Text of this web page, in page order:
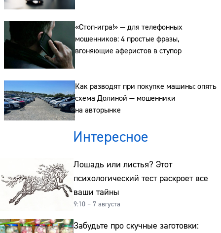
источники связи
«Стоп-игра!» — для телефонных
мошенников: 4 простые фразы,
вгоняющие аферистов в ступор
Как разводят при покупке машины: опять
схема Долиной — мошенники
на авторынке
Интересное
Лошадь или листья? Этот
психологический тест раскроет все
ваши тайны
9:10 – 7 августа
Забудьте про скучные заготовки:
Адрес:
Телефон: